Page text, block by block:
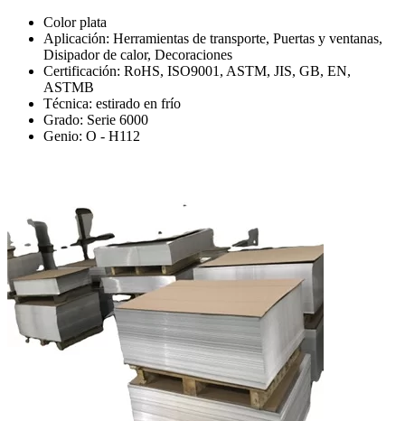
Color plata
Aplicación: Herramientas de transporte, Puertas y ventanas,
Disipador de calor, Decoraciones
Certificación: RoHS, ISO9001, ASTM, JIS, GB, EN,
ASTMB
Técnica: estirado en frío
Grado: Serie 6000
Genio: O - H112